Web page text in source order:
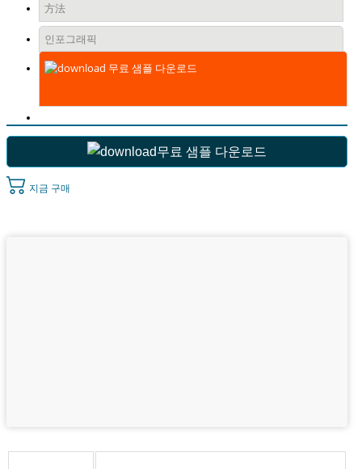
方法
인포그래픽
무료 샘플 다운로드
무료 샘플 다운로드
지금 구매